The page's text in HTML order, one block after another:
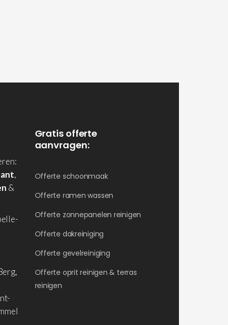
,
&
Gratis offerte
aanvragen:
Offerte schoonmaak
Offerte ramen wassen
Offerte zonnepanelen reinigen
Offerte dakreiniging
Offerte gevelreiniging
Offerte oprit reinigen & terras
reinigen